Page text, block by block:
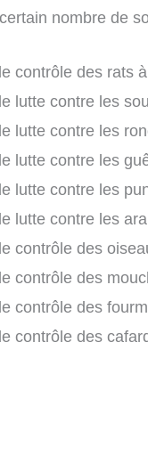
nombre de
contrôle des rats
lutte contre les
lutte contre les
lutte contre les
lutte contre les
lutte contre les
contrôle des
contrôle des
contrôle des
contrôle des